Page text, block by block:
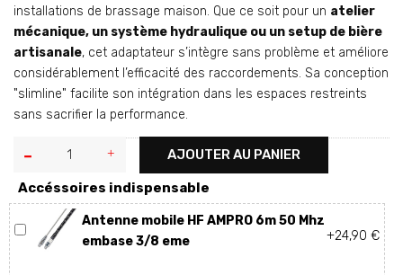
installations de brassage maison. Que ce soit pour un atelier
mécanique, un système hydraulique ou un setup de bière
artisanale, cet adaptateur s’intègre sans problème et améliore
considérablement l’efficacité des raccordements. Sa conception
"slimline" facilite son intégration dans les espaces restreints
sans sacrifier la performance.
AJOUTER AU PANIER
Accéssoires indispensable
Antenne mobile HF AMPRO 6m 50 Mhz
embase 3/8 eme
+24,90 €